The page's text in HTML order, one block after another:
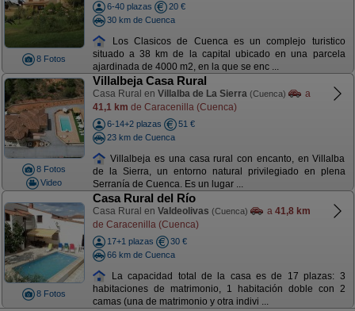
8 Fotos
6-40 plazas
20 €
30 km de Cuenca
Los Clasicos de Cuenca es un complejo turistico
situado a 38 km de la capital ubicado en una parcela
ajardinada de 4000 m2, en la que se enc ...
8 Fotos
Video
Villalbeja Casa Rural
Casa Rural en Villalba de La Sierra (Cuenca)
a
41,1 km de Caracenilla (Cuenca)
6-14+2 plazas
51 €
23 km de Cuenca
Villalbeja es una casa rural con encanto, en Villalba
de la Sierra, un entorno natural privilegiado en plena
Serranía de Cuenca. Es un lugar ...
8 Fotos
Casa Rural del Río
Casa Rural en Valdeolivas (Cuenca) a 41,8 km
de Caracenilla (Cuenca)
17+1 plazas
30 €
66 km de Cuenca
La capacidad total de la casa es de 17 plazas: 3
habitaciones de matrimonio, 1 habitación doble con 2
camas (una de matrimonio y otra indivi ...